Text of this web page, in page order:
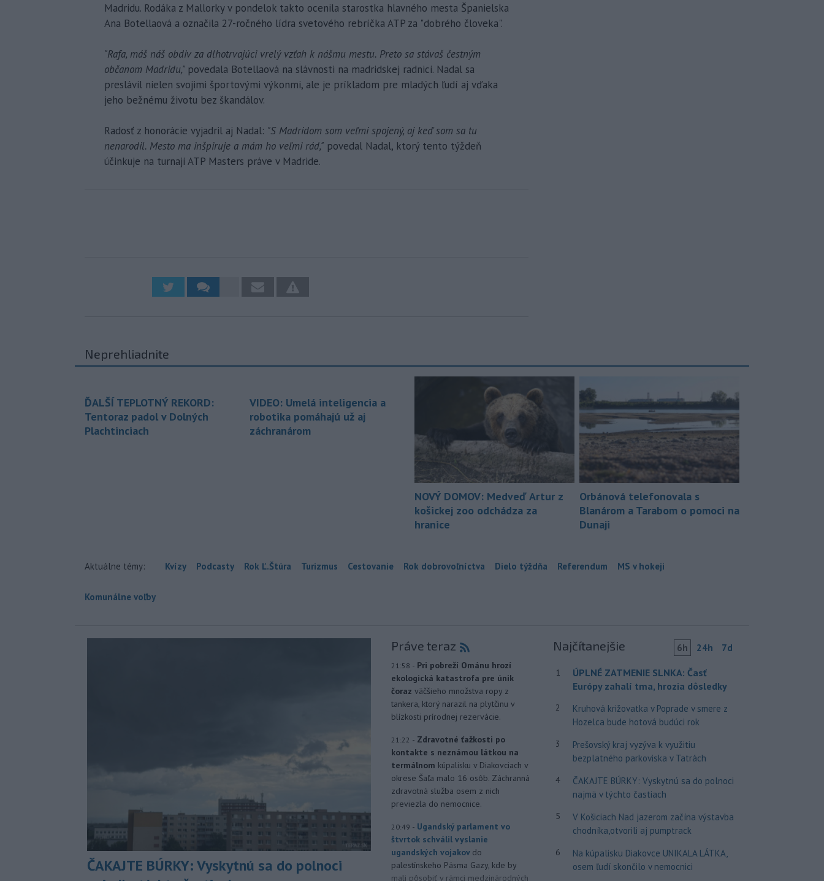
Madridu. Rodáka z Mallorky v pondelok takto ocenila starostka hlavného mesta Španielska
Ana Botellaová a označila 27-ročného lídra svetového rebríčka ATP za "dobrého človeka".
"Rafa, máš náš obdiv za dlhotrvajúci vrelý vzťah k nášmu mestu. Preto sa stávaš čestným
občanom Madridu," povedala Botellaová na slávnosti na madridskej radnici. Nadal sa
preslávil nielen svojimi športovými výkonmi, ale je príkladom pre mladých ľudí aj vďaka
jeho bežnému životu bez škandálov.
Radosť z honorácie vyjadril aj Nadal: "S Madridom som veľmi spojený, aj keď som sa tu
nenarodil. Mesto ma inšpiruje a mám ho veľmi rád," povedal Nadal, ktorý tento týždeň
účinkuje na turnaji ATP Masters práve v Madride.
Neprehliadnite
ĎALŠÍ TEPLOTNÝ REKORD:
Tentoraz padol v Dolných
Plachtinciach
VIDEO: Umelá inteligencia a
robotika pomáhajú už aj
záchranárom
NOVÝ DOMOV: Medveď Artur z
košickej zoo odchádza za
hranice
Orbánová telefonovala s
Blanárom a Tarabom o pomoci na
Dunaji
Aktuálne témy: Kvízy Podcasty Rok Ľ.Štúra Turizmus Cestovanie Rok dobrovoľníctva Dielo týždňa Referendum MS v hokeji
Komunálne voľby
ČAKAJTE BÚRKY: Vyskytnú sa do polnoci
Práve teraz
21:58 - Pri pobreží Ománu hrozí
ekologická katastrofa pre únik
čoraz väčšieho množstva ropy z
tankera, ktorý narazil na plytčinu v
blízkosti prírodnej rezervácie.
21:22 - Zdravotné ťažkosti po
kontakte s neznámou látkou na
termálnom kúpalisku v Diakovciach v
okrese Šaľa malo 16 osôb. Záchranná
zdravotná služba osem z nich
previezla do nemocnice.
20:49 - Ugandský parlament vo
štvrtok schválil vyslanie
ugandských vojakov do
palestínskeho Pásma Gazy, kde by
mali pôsobiť v rámci medzinárodných
Najčítanejšie 6h 24h 7d
1
ÚPLNÉ ZATMENIE SLNKA: Časť
Európy zahalí tma, hrozia dôsledky
2
Kruhová križovatka v Poprade v smere z
Hozelca bude hotová budúci rok
3
Prešovský kraj vyzýva k využitiu
bezplatného parkoviska v Tatrách
4
ČAKAJTE BÚRKY: Vyskytnú sa do polnoci
najmä v týchto častiach
5
V Košiciach Nad jazerom začína výstavba
chodníka,otvorili aj pumptrack
6
Na kúpalisku Diakovce UNIKALA LÁTKA,
osem ľudí skončilo v nemocnici